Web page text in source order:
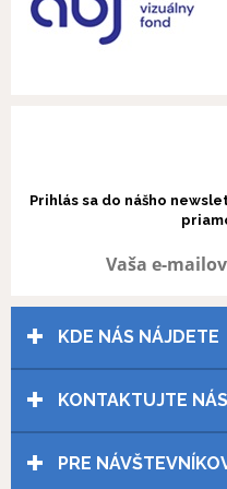
Prihlás sa do nášho
KDE NÁS NÁJDETE
KONTAKTUJTE NÁS
PRE